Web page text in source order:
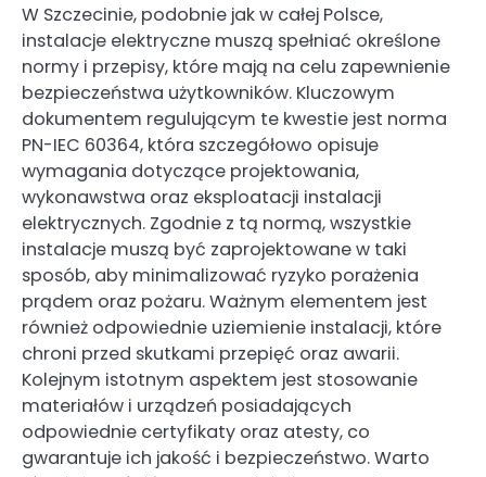
W Szczecinie, podobnie jak w całej Polsce,
instalacje elektryczne muszą spełniać określone
normy i przepisy, które mają na celu zapewnienie
bezpieczeństwa użytkowników. Kluczowym
dokumentem regulującym te kwestie jest norma
PN-IEC 60364, która szczegółowo opisuje
wymagania dotyczące projektowania,
wykonawstwa oraz eksploatacji instalacji
elektrycznych. Zgodnie z tą normą, wszystkie
instalacje muszą być zaprojektowane w taki
sposób, aby minimalizować ryzyko porażenia
prądem oraz pożaru. Ważnym elementem jest
również odpowiednie uziemienie instalacji, które
chroni przed skutkami przepięć oraz awarii.
Kolejnym istotnym aspektem jest stosowanie
materiałów i urządzeń posiadających
odpowiednie certyfikaty oraz atesty, co
gwarantuje ich jakość i bezpieczeństwo. Warto